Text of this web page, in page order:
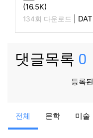
(16.5K)
134회 다운로드
댓글목록 0
등록
전체 문학 미술
제52회 아림예술제「